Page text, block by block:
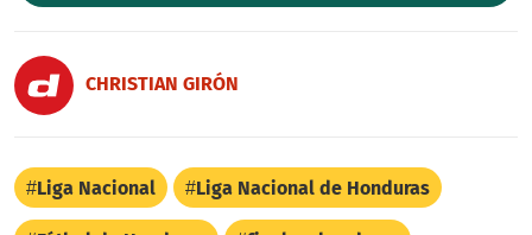
CHRISTIAN GIRÓN
Liga Nacional Liga Nacional de Honduras